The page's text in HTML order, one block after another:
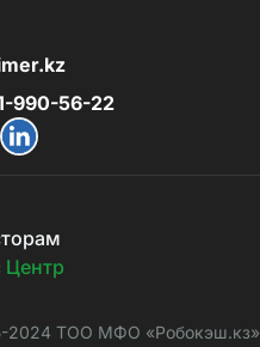
990-56-22
Центр
2024 TOO МФO «Робокэш.кз»